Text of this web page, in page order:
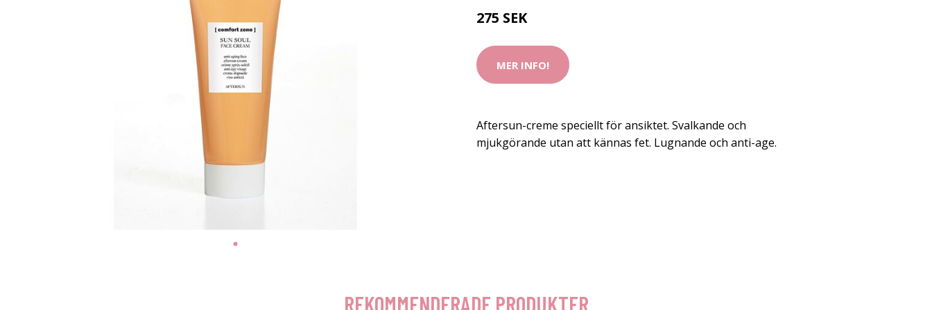
275 SEK
MER INFO!
Aftersun-creme speciellt för ansiktet. Svalkande och
mjukgörande utan att kännas fet. Lugnande och anti-age.
REKOMMENDERADE PRODUKTER